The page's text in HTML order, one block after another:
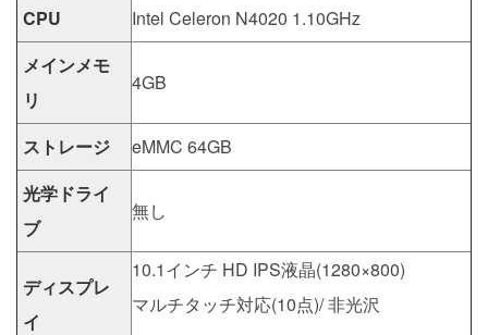
CPU
Intel Celeron N4020 1.10GHz
メインメモ
リ
4GB
ストレージ
eMMC 64GB
光学ドライ
ブ
無し
ディスプレ
イ
10.1インチ HD IPS液晶(1280×800)
マルチタッチ対応(10点)/ 非光沢